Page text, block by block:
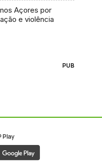
Açores por
e violência
PUB
Play